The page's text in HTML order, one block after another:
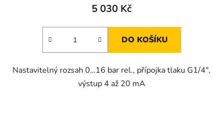
5 030 Kč
DO KOŠÍKU
Nastavitelný rozsah 0…16 bar rel., přípojka tlaku G1/4",
výstup 4 až 20 mA